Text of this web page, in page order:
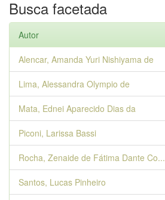
Busca facetada
Autor
Alencar, Amanda Yuri Nishiyama de
Lima, Alessandra Olympio de
Mata, Ednei Aparecido Dias da
Piconi, Larissa Bassi
Rocha, Zenaide de Fátima Dante Co...
Santos, Lucas Pinheiro